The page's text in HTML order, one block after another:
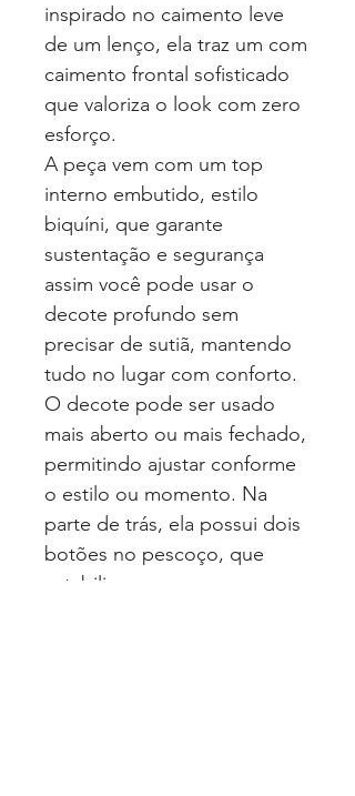
inspirado no caimento leve
de um lenço, ela traz um com
caimento frontal sofisticado
que valoriza o look com zero
esforço.
A peça vem com um top
interno embutido, estilo
biquíni, que garante
sustentação e segurança
assim você pode usar o
decote profundo sem
precisar de sutiã, mantendo
tudo no lugar com conforto.
O decote pode ser usado
mais aberto ou mais fechado,
permitindo ajustar conforme
o estilo ou momento. Na
parte de trás, ela possui dois
botões no pescoço, que
estabilizam a peça, e uma